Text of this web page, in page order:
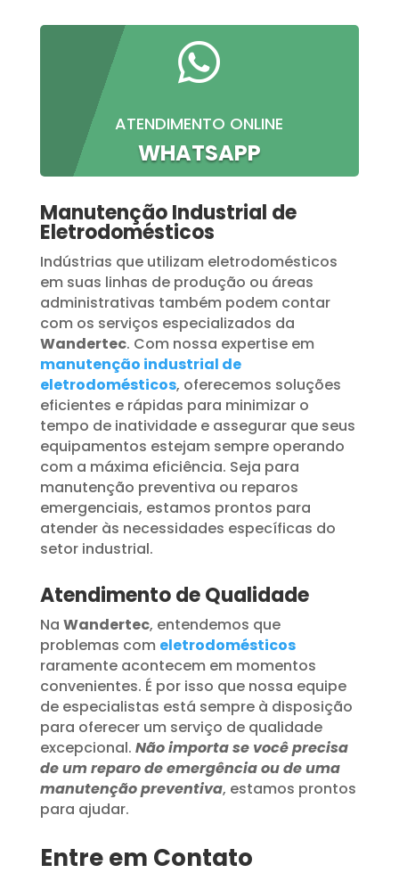

ATENDIMENTO ONLINE
WHATSAPP
Manutenção Industrial de
Eletrodomésticos
Indústrias que utilizam eletrodomésticos
em suas linhas de produção ou áreas
administrativas também podem contar
com os serviços especializados da
Wandertec. Com nossa expertise em
manutenção industrial de
eletrodomésticos, oferecemos soluções
eficientes e rápidas para minimizar o
tempo de inatividade e assegurar que seus
equipamentos estejam sempre operando
com a máxima eficiência. Seja para
manutenção preventiva ou reparos
emergenciais, estamos prontos para
atender às necessidades específicas do
setor industrial.
Atendimento de Qualidade
Na Wandertec, entendemos que
problemas com eletrodomésticos
raramente acontecem em momentos
convenientes. É por isso que nossa equipe
de especialistas está sempre à disposição
para oferecer um serviço de qualidade
excepcional. Não importa se você precisa
de um reparo de emergência ou de uma
manutenção preventiva, estamos prontos
para ajudar.
Entre em Contato